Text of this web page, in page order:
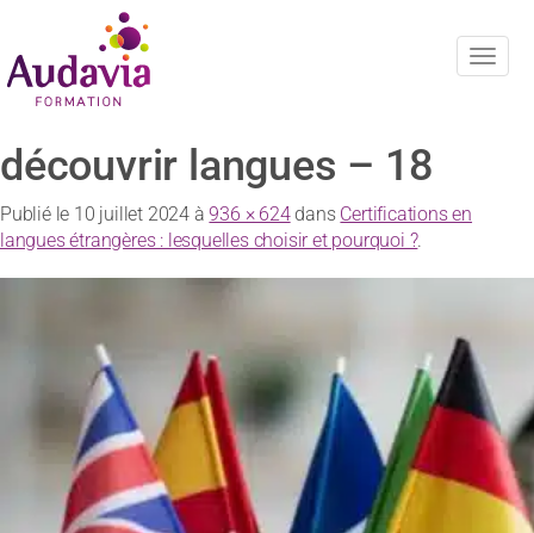
découvrir langues – 18
Publié le 10 juillet 2024 à936 × 624dans Certifications en
langues étrangères : lesquelles choisir et pourquoi ?.